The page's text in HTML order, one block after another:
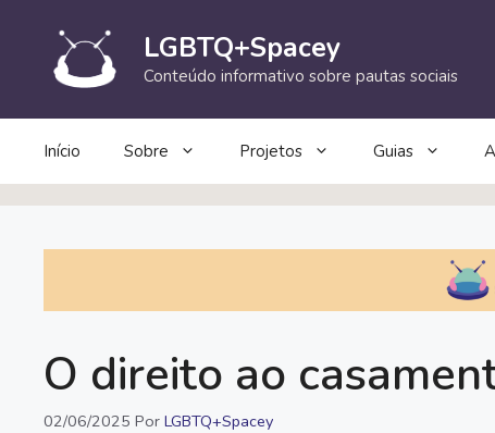
conteúdo
LGBTQ+Spacey
Conteúdo informativo sobre pautas sociais
Início Sobre Projetos Guias
O direito ao
02/06/2025 Por LGBTQ+Spacey